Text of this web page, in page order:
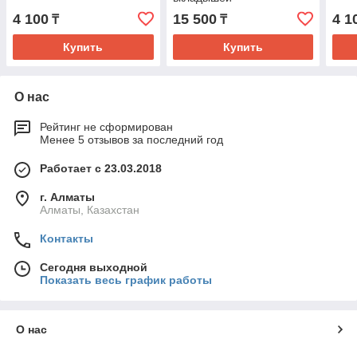
4 100 ₸
Купить
15 500₸
Купить
4
О нас
Рейтинг не сформирован
Менее 5 отзывов за последний год
Работает с 23.03.2018
г. Алматы
Алматы, Казахстан
Контакты
Сегодня выходной
Показать весь график работы
О нас